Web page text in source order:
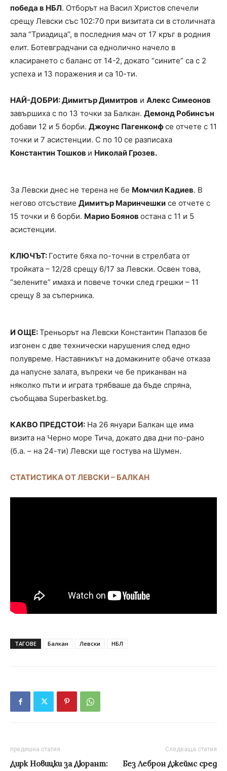
победа в НБЛ. Отборът на Васил Христов спечели
срещу Левски със 102:70 при визитата си в столичната
зала “Триадица”, в последния мач от 17 кръг в родния
елит. Ботевградчани са еднолично начело в
класирането с баланс от 14-2, докато “сините” са с 2
успеха и 13 поражения и са 10-ти.
НАЙ-ДОБРИ: Димитър Димитров и Алекс Симеонов
завършиха с по 13 точки за Балкан. Демонд Робинсън
добави 12 и 5 борби. Джоунс Пагенконфсе отчете с 11
точки и 7 асистенции. С по 10 се разписаха
Константин Тошков и Николай Грозев.
За Левски днес не терена не бе Момчил Кадиев. В
негово отсъствие Димитър Маринчешки се отчете с
15 точки и 6 борби. Марио Боянов остана с 11 и 5
асистенции.
КЛЮЧЪТ: Гостите бяха по-точни в стрелбата от
тройката – 12/28 срещу 6/17 за Левски. Освен това,
“зелените” имаха и повече точки след грешки – 11
срещу 8 за съперника.
И ОЩЕ:Треньорът на Левски Константин Папазов бе
изгонен с две технически нарушения след едно
полувреме. Наставникът на домакините обаче отказа
да напусне залата, въпреки че бе приканван на
няколко пъти и играта трябваше да бъде спряна,
съобщава Superbasket.bg.
КАКВО ПРЕДСТОИ: На 26 януари Балкан ще има
визита на Черно море Тича, докато два дни по-рано
(б.а. – на 24-ти) Левски ще гостува на Шумен.
СТАТИСТИКА ОТ ЛЕВСКИ – БАЛКАН
ТАГОВЕ Балкан Левски НБЛ
предишна статия
Дирк Новицки за Дюрант:
Следваща статия
Без Леброн Джеймс сред